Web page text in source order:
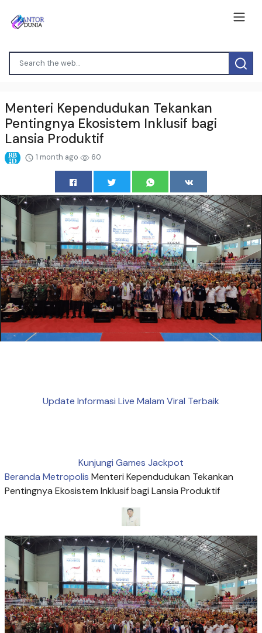
Menteri Kependudukan Tekankan
Pentingnya Ekosistem Inklusif bagi
Lansia Produktif
1 month ago 60
Update Informasi Live Malam Viral Terbaik
Kunjungi Games Jackpot
Beranda Metropolis Menteri Kependudukan Tekankan
Pentingnya Ekosistem Inklusif bagi Lansia Produktif